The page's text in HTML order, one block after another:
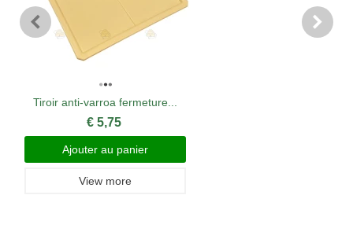
Tiroir anti-varroa fermeture...
€ 5,75
Ajouter au panier
View more